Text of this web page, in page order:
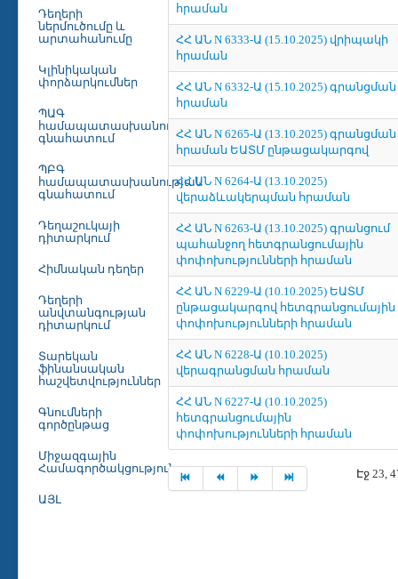
Դեղերի
ներմուծումը և
արտահանումը
Կլինիկական
փորձարկումներ
ՊԱԳ
համապատասխանության
գնահատում
ՊԲԳ
համապատասխանության
գնահատում
Դեղաշուկայի
դիտարկում
Հիմնական դեղեր
Դեղերի
անվտանգության
դիտարկում
Տարեկան
ֆինանսական
հաշվետվություններ
Գնումների
գործընթաց
Միջազգային
Համագործակցություն
ԱՅԼ
հրաման
ՀՀ ԱՆ N 6333-Ա (15.10.2025) վրիպակի
հրաման
ՀՀ ԱՆ N 6332-Ա (15.10.2025) գրանցման
հրաման
ՀՀ ԱՆ N 6265-Ա (13.10.2025) գրանցման
հրաման ԵԱՏՄ ընթացակարգով
ՀՀ ԱՆ N 6264-Ա (13.10.2025)
վերաձևակերպման հրաման
ՀՀ ԱՆ N 6263-Ա (13.10.2025) գրանցում
պահանջող հետգրանցումային
փոփոխությունների հրաման
ՀՀ ԱՆ N 6229-Ա (10.10.2025) ԵԱՏՄ
ընթացակարգով հետգրանցումային
փոփոխությունների հրաման
ՀՀ ԱՆ N 6228-Ա (10.10.2025)
վերագրանցման հրաման
ՀՀ ԱՆ N 6227-Ա (10.10.2025)
հետգրանցումային
փոփոխությունների հրաման
Էջ 23,